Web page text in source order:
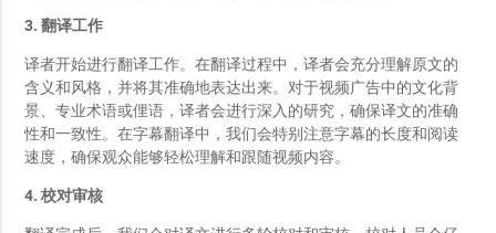
3. 翻译工作
译者开始进行翻译工作。在翻译过程中，译者会充分理解原文的
含义和风格，并将其准确地表达出来。对于视频广告中的文化背
景、专业术语或俚语，译者会进行深入的研究，确保译文的准确
性和一致性。在字幕翻译中，我们会特别注意字幕的长度和阅读
速度，确保观众能够轻松理解和跟随视频内容。
4. 校对审核